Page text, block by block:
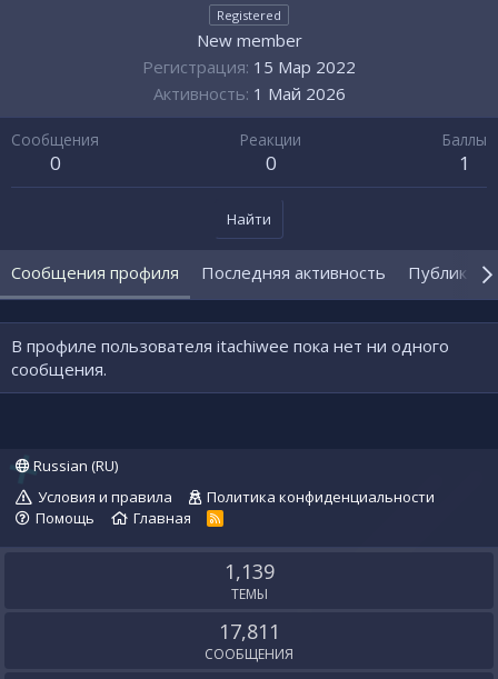
Registered
New member
Регистрация 15 Мар 2022
Активность 1 Май 2026
Сообщения
0
Реакции
0
Баллы
1
Найти
Сообщения профиля Последняя активность
В профиле пользователя itachiwee пока нет ни одного
сообщения.
Russian (RU)
Условия и правила
Политика конфиденциальности
Помощь
Главная
R
S
1,139
ТЕМЫ
17,811
СООБЩЕНИЯ